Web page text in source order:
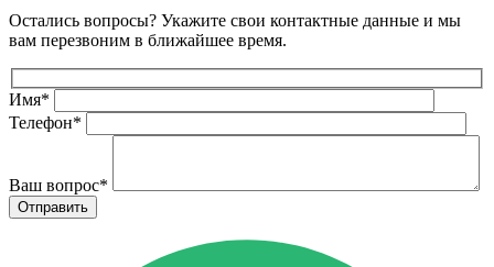
Остались вопросы? Укажите свои контактные данные и мы
вам перезвоним в ближайшее время.
Имя*
Телефон*
Ваш вопрос*